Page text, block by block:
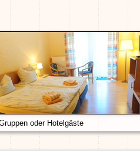
oder Hotelgäste